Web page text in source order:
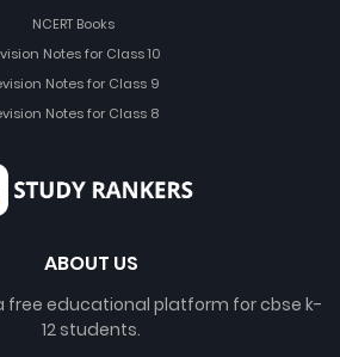
NCERT Books
Notes for Class 10
Notes for Class 9
Notes for Class 8
ABOUT US
free educational platform for cbse k-
12 students.